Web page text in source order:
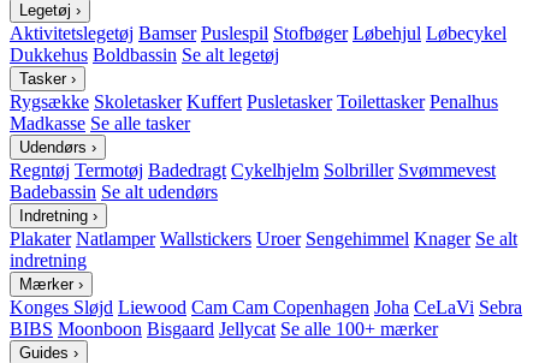
Legetøj ›
Aktivitetslegetøj Bamser Puslespil Stofbøger Løbehjul Løbecykel
Dukkehus Boldbassin Se alt legetøj
Tasker ›
Rygsække Skoletasker Kuffert Pusletasker Toilettasker Penalhus
Madkasse Se alle tasker
Udendørs ›
Regntøj Termotøj Badedragt Cykelhjelm Solbriller Svømmevest
Badebassin Se alt udendørs
Indretning ›
Plakater Natlamper Wallstickers Uroer Sengehimmel Knager Se alt
indretning
Mærker ›
Konges Sløjd Liewood Cam Cam Copenhagen Joha CeLaVi Sebra
BIBS Moonboon Bisgaard Jellycat Se alle 100+ mærker
Guides ›